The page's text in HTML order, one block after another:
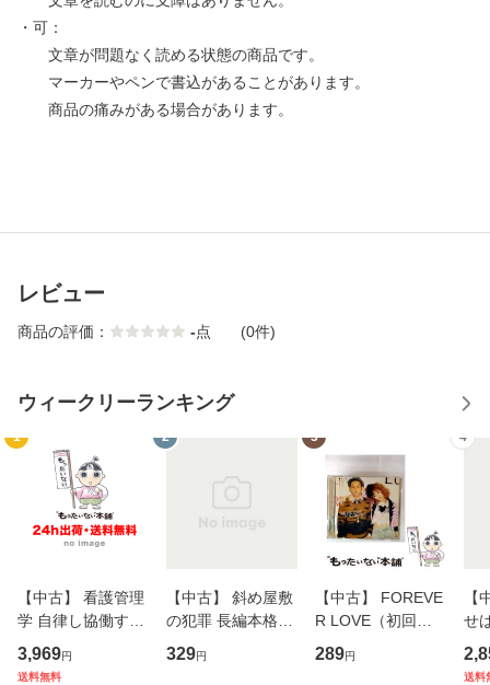
・可：
文章が問題なく読める状態の商品です。
マーカーやペンで書込があることがあります。
商品の痛みがある場合があります。
レビュー
商品の評価： -点 (0件)
ウィークリーランキング
1
【中古】 看護管理
学 自律し協働する
専門職の看護マネ
ジメントスキル 改
3,969円
送料無料
2
【中古】 斜め屋敷
の犯罪 長編本格推
理小説 (光文社文
庫) / 島田荘司 / 光
329円
3
【中古】 FOREVE
R LOVE（初回生
産限定盤） / 清水
翔太×加藤ミリヤ /
289円
4
【
せ
タ
送料